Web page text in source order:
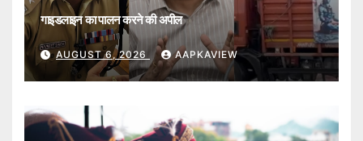
गाइडलाइन का पालन करने की अपील
AUGUST 6, 2026 AAPKAVIEW